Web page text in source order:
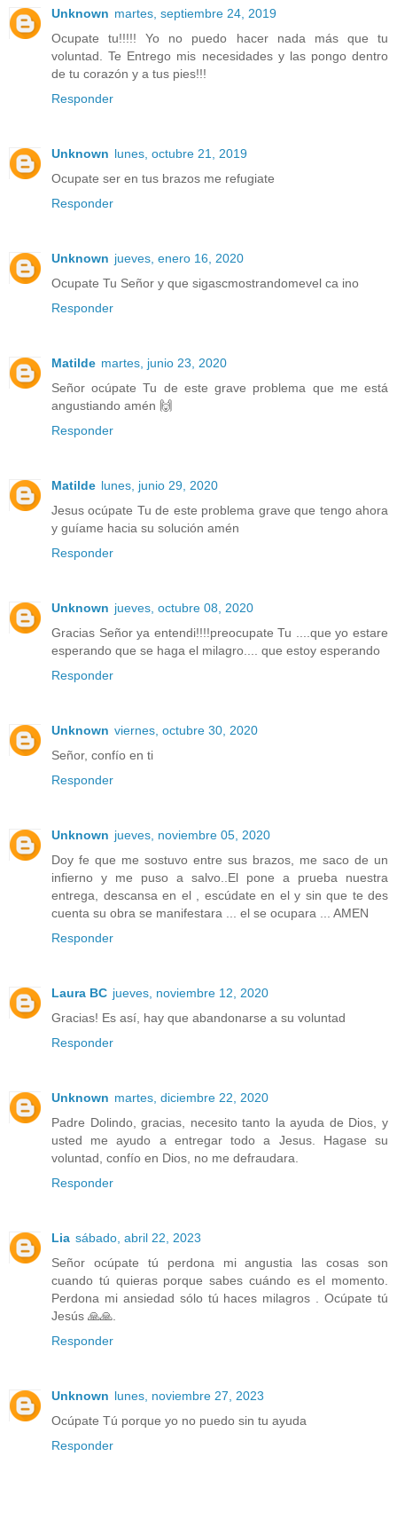
Unknown martes, septiembre 24, 2019
Ocupate tu!!!!! Yo no puedo hacer nada más que tu
voluntad. Te Entrego mis necesidades y las pongo dentro
de tu corazón y a tus pies!!!
Responder
Unknown lunes, octubre 21, 2019
Ocupate ser en tus brazos me refugiate
Responder
Unknown jueves, enero 16, 2020
Ocupate Tu Señor y que sigascmostrandomevel ca ino
Responder
Matilde martes, junio 23, 2020
Señor ocúpate Tu de este grave problema que me está
angustiando amén 🙌
Responder
Matilde lunes, junio 29, 2020
Jesus ocúpate Tu de este problema grave que tengo ahora
y guíame hacia su solución amén
Responder
Unknown jueves, octubre 08, 2020
Gracias Señor ya entendi!!!!preocupate Tu ....que yo estare
esperando que se haga el milagro.... que estoy esperando
Responder
Unknown viernes, octubre 30, 2020
Señor, confío en ti
Responder
Unknown jueves, noviembre 05, 2020
Doy fe que me sostuvo entre sus brazos, me saco de un
infierno y me puso a salvo..El pone a prueba nuestra
entrega, descansa en el , escúdate en el y sin que te des
cuenta su obra se manifestara ... el se ocupara ... AMEN
Responder
Laura BC jueves, noviembre 12, 2020
Gracias! Es así, hay que abandonarse a su voluntad
Responder
Unknown martes, diciembre 22, 2020
Padre Dolindo, gracias, necesito tanto la ayuda de Dios, y
usted me ayudo a entregar todo a Jesus. Hagase su
voluntad, confío en Dios, no me defraudara.
Responder
Lia sábado, abril 22, 2023
Señor ocúpate tú perdona mi angustia las cosas son
cuando tú quieras porque sabes cuándo es el momento.
Perdona mi ansiedad sólo tú haces milagros . Ocúpate tú
Jesús 🙏🙏.
Responder
Unknown lunes, noviembre 27, 2023
Ocúpate Tú porque yo no puedo sin tu ayuda
Responder